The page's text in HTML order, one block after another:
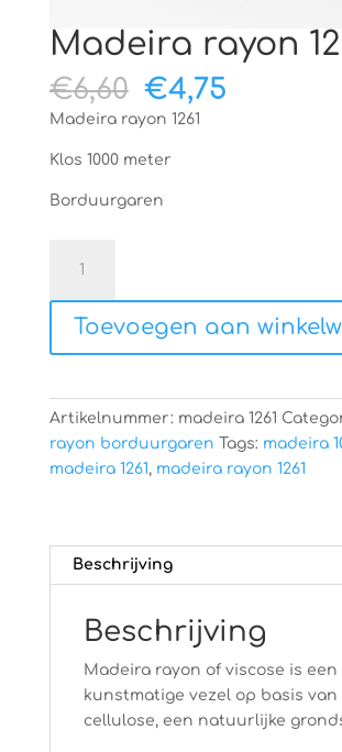
Madeira rayon
€6,60
prijs
€6,60.
€4,75Huidige
Madeira rayon 1261
Klos 1000 meter
Borduurgaren
rayon
1261
aantal
Toevoegen aan
Artikelnummer: madeira 1261
rayon borduurgaren Tags: madeira
madeira 1261, madeira rayon 1261
Beschrijving
Beschrijving
Madeira rayon of viscose is een
kunstmatige vezel op basis van
cellulose, een natuurlijke